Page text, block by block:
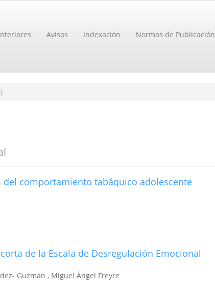
Avisos Indexación Normas de Publicación
comportamiento tabáquico adolescente
de la Escala de Desregulación Emocional
Guzman , Miguel Ángel Freyre